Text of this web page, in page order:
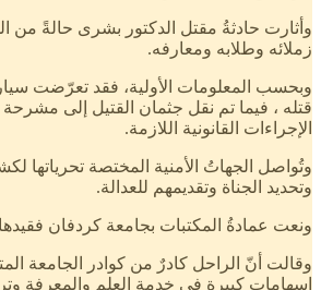
وأثارت حادثةُ مقتل الدكتور بشرى حالةً
زملائه وطلابه ومعارفه.
وبحسب المعلومات الأولية، فقد تعرّضت
قتله ، فيما تم نقل جثمان القتيل إلى مشرحة
الإجراءات القانونية اللازمة.
وتُواصل الجهاتُ الأمنية المختصة تحرياتها
وتحديد الجناة وتقديمهم للعدالة.
ونعت عمادةُ المكتبات بجامعة كردفان
وقالت أنّ الراحل كادرٌ من كوادر الجامعة
اسهاماتٍ كبيرة فى خدمة العلم والمعرفة